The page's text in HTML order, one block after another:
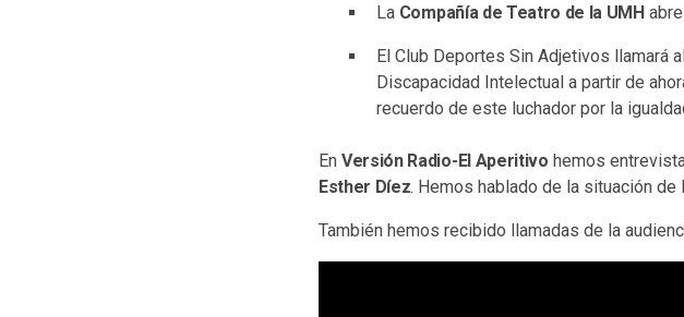
La Compañía de Teatro de la UMHabre
El Club Deportes Sin Adjetivos llamará
Discapacidad Intelectual a partir de
recuerdo de este luchador por la
En Versión Radio-El Aperitivo hemos
Esther Díez. Hemos hablado de la situación
También hemos recibido llamadas de la